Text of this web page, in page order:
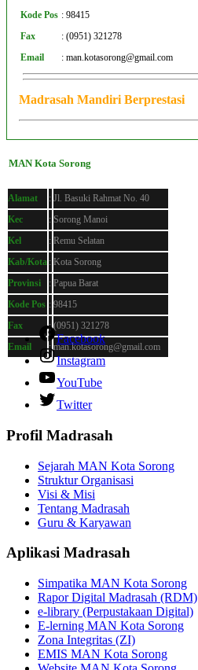
Kode Pos : 98415
Fax
: (0951) 321278
Email
: man.kotasorong@gmail.com
Madrasah Mandiri Berprestasi
MAN Kota Sorong
Alamat : Jl. Basuki Rahmat No. 40
Kec
: Sorong Manoi
Kel
: Remu Selatan
Kab/Kota : Kota Sorong
Provinsi
: Papua Barat
Kode Pos : 98415
Fax
: (0951) 321278
Email
: man.kotasorong@gmail.com
Facebook
Instagram
YouTube
Twitter
Profil Madrasah
Sejarah MAN Kota Sorong
Struktur Organisasi
Visi & Misi
Tentang Madrasah
Guru & Karyawan
Aplikasi Madrasah
Simpatika MAN Kota Sorong
Rapor Digital Madrasah (RDM)
e-library (Perpustakaan Digital)
E-lerning MAN Kota Sorong
Zona Integritas (ZI)
EMIS MAN Kota Sorong